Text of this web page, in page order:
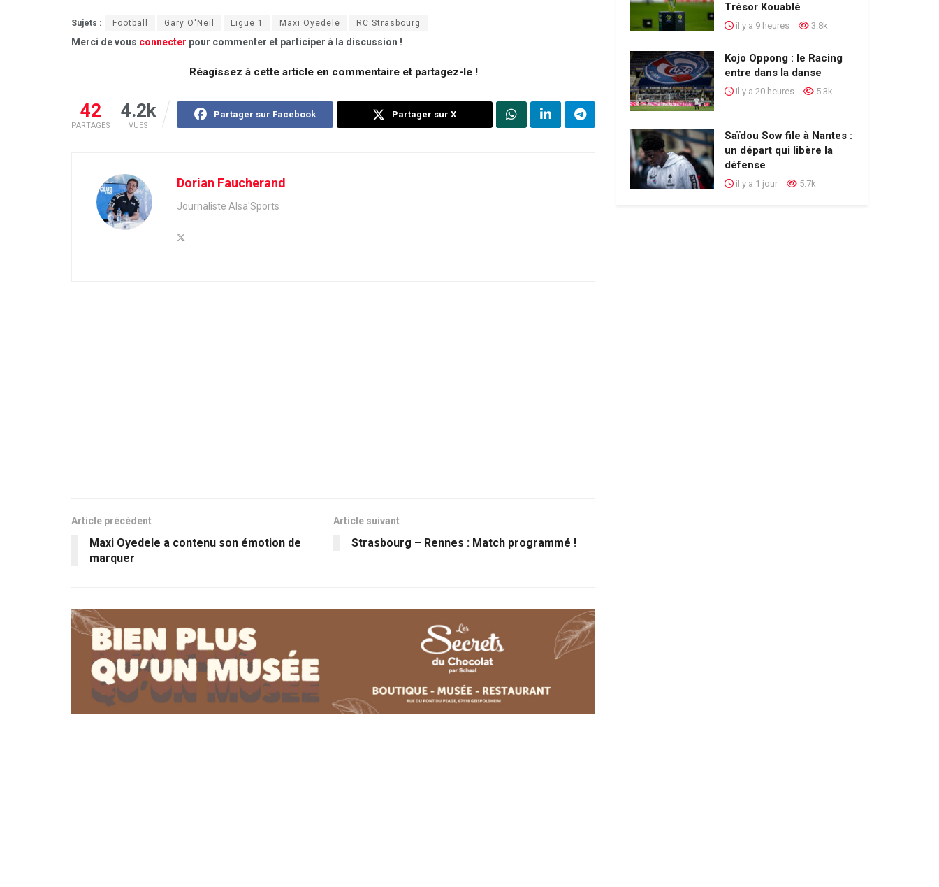
Sujets : Football Gary O'Neil Ligue 1 Maxi Oyedele RC Strasbourg
Merci de vous connecter pour commenter et participer à la discussion !
Réagissez à cette article en commentaire et partagez-le !
42
PARTAGES
4.2k
VUES
Partager sur Facebook Partager sur X
Dorian Faucherand
Journaliste Alsa'Sports
Article précédent
Maxi Oyedele a contenu son émotion de
marquer
Article suivant
Strasbourg – Rennes : Match programmé !
Trésor Kouablé
il y a 9 heures 3.8k
Kojo Oppong : le Racing
entre dans la danse
il y a 20 heures 5.3k
Saïdou Sow file à Nantes :
un départ qui libère la
défense
il y a 1 jour 5.7k